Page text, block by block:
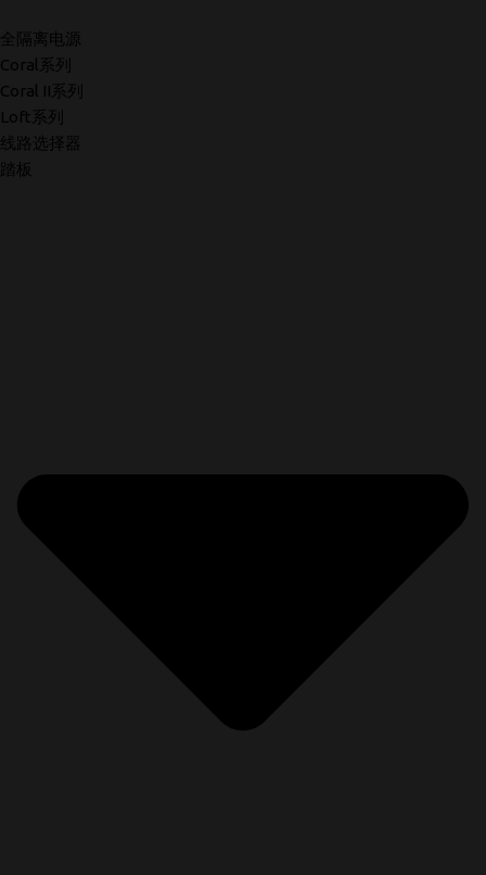
全隔离电源
Coral系列
Coral II系列
Loft系列
线路选择器
踏板